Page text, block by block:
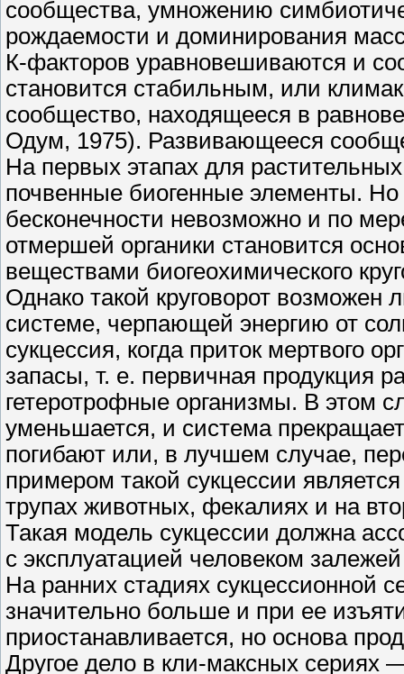
сообщества, умножению
рождаемости и доминирования
К-факторов уравновешиваются и
становится стабильным, или
сообщество, находящееся в
Одум, 1975). Развивающееся
На первых этапах для
почвенные биогенные элементы. Но
бесконечности невозможно и по
отмершей органики становится
веществами биогеохимического
Однако такой круговорот возможен
системе, черпающей энергию от
сукцессия, когда приток мертвого
запасы, т. е. первичная продукция
гетеротрофные организмы. В этом
уменьшается, и система
погибают или, в лучшем случае,
примером такой сукцессии
трупах животных, фекалиях и на
Такая модель сукцессии должна
с эксплуатацией человеком
На ранних стадиях сукцессионной
значительно больше и при ее
приостанавливается, но основа
Другое дело в кли-максных сериях